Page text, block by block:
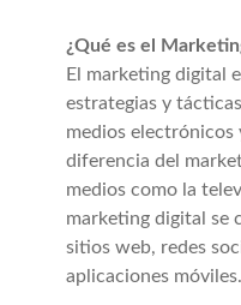
¿Qué es el
El marketing digital
estrategias y
medios electrónicos
diferencia del
medios como la
marketing digital se
sitios web, redes
aplicaciones móviles.